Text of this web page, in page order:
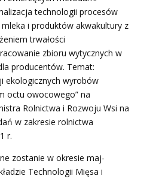
technologii procesów
i produktów akwakultury z
trwałości
zbioru wytycznych w
producentów. Temat:
ekologicznych wyrobów
octu owocowego” na
Rolnictwa i Rozwoju Wsi na
w zakresie rolnictwa
r.
zostanie w okresie maj-
Technologii Mięsa i